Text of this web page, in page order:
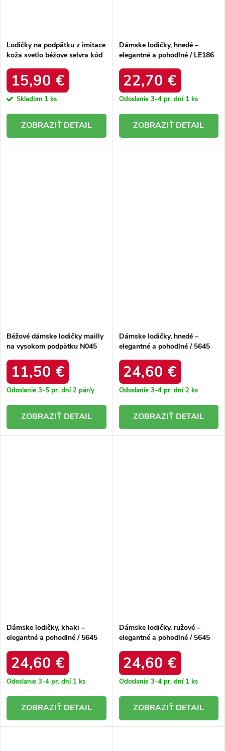
Lodičky na podpätku z imitace
koža svetlo béžove selvra kód
15,90 €
Skladom 1 ks
DETAIL
Dámske lodičky, hnedé –
elegantné a pohodlné / LE186
22,70 €
Odoslanie 3-4 pr. dní 1 ks
DETAIL
Béžové dámske lodičky mailly
na vysokom podpätku N045
11,50 €
Odoslanie 3-5 pr. dní2 pár/y
DETAIL
Dámske lodičky, hnedé –
elegantné a pohodlné / 5645
24,60 €
Odoslanie 3-4 pr. dní2 ks
DETAIL
Dámske lodičky, khaki –
elegantné a pohodlné / 5645
24,60 €
Odoslanie 3-4 pr. dní 1 ks
DETAIL
Dámske lodičky, ružové –
elegantné a pohodlné / 5645
24,60 €
Odoslanie 3-4 pr. dní 1 ks
DETAIL